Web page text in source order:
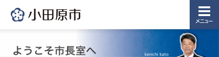
メニュー